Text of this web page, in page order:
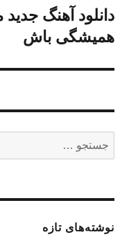
نوشته
بعدی:
دانلود آهنگ
همیشگی باش
برای:
نوشته‌های تازه